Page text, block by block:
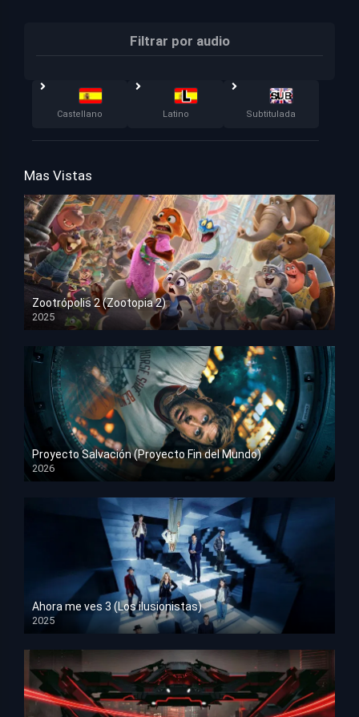
Filtrar por audio
Castellano Latino Subtitulada
Mas Vistas
Zootrópolis 2 (Zootopia 2)
2025
HD 1080p
Proyecto Salvación (Proyecto Fin del Mundo)
2026
HD 1080p
Ahora me ves 3 (Los ilusionistas)
2025
HD 1080p